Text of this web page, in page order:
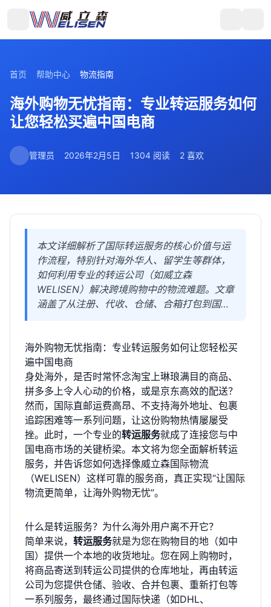
首页 帮助中心 物流指南
海外购物无忧指南：专业转运服务如何
让您轻松买遍中国电商
管理员 2026年2月5日 1304 阅读 2 喜欢
本文详细解析了国际转运服务的核心价值与运
作流程，特别针对海外华人、留学生等群体，
如何利用专业的转运公司（如威立森
WELISEN）解决跨境购物中的物流难题。文章
涵盖了从注册、代收、仓储、合箱打包到国际
高性价比的海外购物体验。
海外购物无忧指南：专业转运服务如何让您轻松买
遍中国电商
身处海外，是否时常怀念淘宝上琳琅满目的商品、
拼多多上令人心动的价格，或是京东高效的配送？
然而，国际直邮运费高昂、不支持海外地址、包裹
追踪困难等一系列问题，让这份购物热情屡屡受
挫。此时，一个专业的转运服务就成了连接您与中
国电商市场的关键桥梁。本文将为您全面解析转运
服务，并告诉您如何选择像威立森国际物流
（WELISEN）这样可靠的服务商，真正实现“让国际
物流更简单，让海外购物无忧”。
什么是转运服务？为什么海外用户离不开它？
简单来说， 转运服务就是为您在购物目的地（如中
国）提供一个本地的收货地址。您在网上购物时，
将商品寄送到转运公司提供的仓库地址，再由转运
公司为您提供仓储、验收、合并包裹、重新打包等
一系列服务，最终通过国际快递（如DHL、